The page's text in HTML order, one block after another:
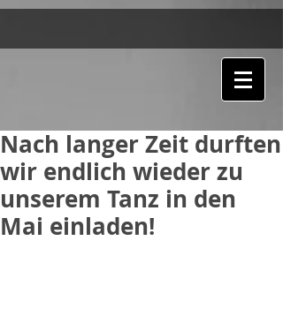
Nach langer Zeit durften
wir endlich wieder zu
unserem Tanz in den
Mai einladen!